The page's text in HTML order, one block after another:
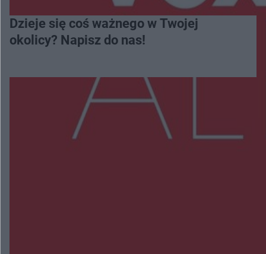
Dzieje się coś ważnego w Twojej
okolicy? Napisz do nas!
Więcej